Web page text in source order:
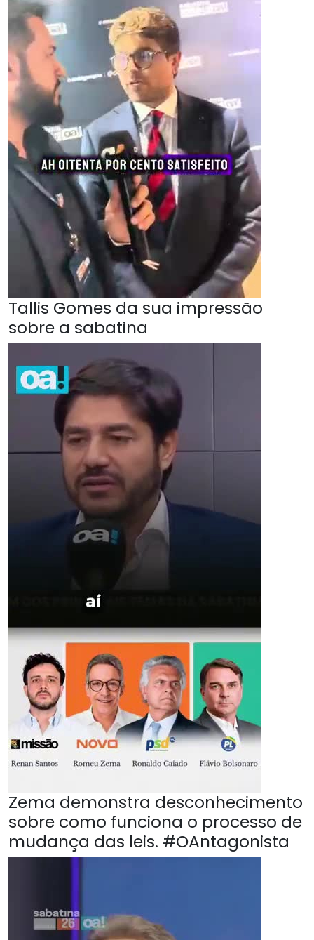
Tallis Gomes da sua impressão
sobre a sabatina
Zema demonstra desconhecimento
sobre como funciona o processo de
mudança das leis. #OAntagonista